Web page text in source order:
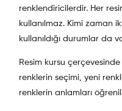
renklendiricilerdir. Her
kullanılmaz. Kimi zaman
kullanıldığı durumlar da
Resim kursu
renklerin seçimi, yeni
renklerin anlamları